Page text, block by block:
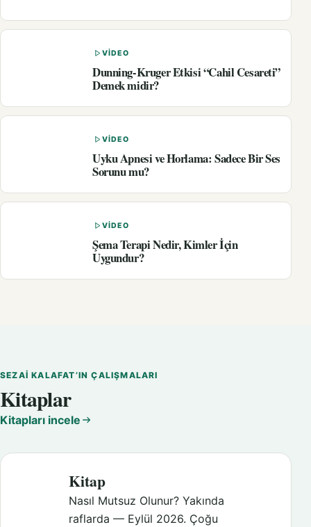
VIDEO
Dunning-Kruger Etkisi “Cahil Cesareti”
Demek midir?
VIDEO
Uyku Apnesi ve Horlama: Sadece Bir Ses
Sorunu mu?
VIDEO
Şema Terapi Nedir, Kimler İçin
Uygundur?
SEZAI KALAFAT’IN ÇALIŞMALARI
Kitaplar
Kitapları incele
Kitap
Nasıl Mutsuz Olunur? Yakında
raflarda — Eylül 2026. Çoğu